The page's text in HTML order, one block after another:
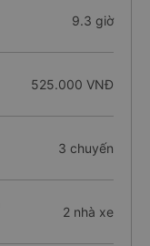
9.3 giờ
525.000 VNĐ
3 chuyến
2 nhà xe